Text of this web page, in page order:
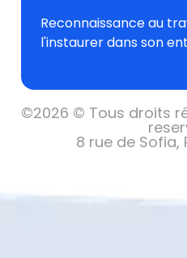
Reconnaissance au
l'instaurer dans son
©2026 © Tous droits
8 rue de Sofia,